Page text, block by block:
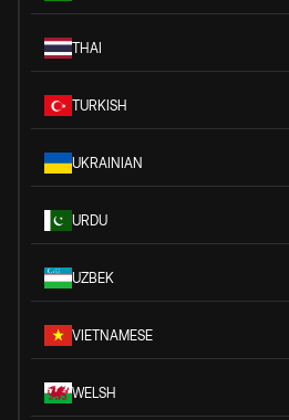
THAI
TURKISH
UKRAINIAN
URDU
UZBEK
VIETNAMESE
WELSH